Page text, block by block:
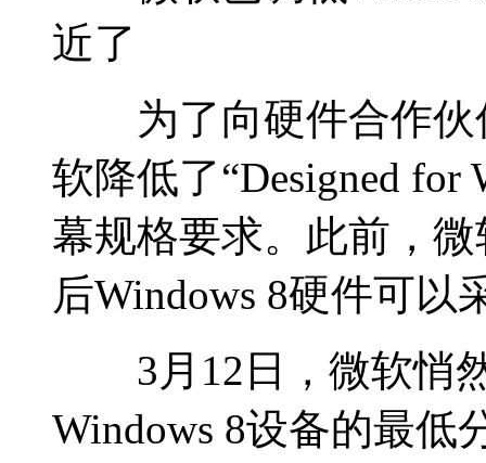
近了
为了向硬件合作伙
软降低了“Designed for
幕规格要求。此前，
后Windows 8硬件可以
3月12日，微软悄然
Windows 8设备的最低